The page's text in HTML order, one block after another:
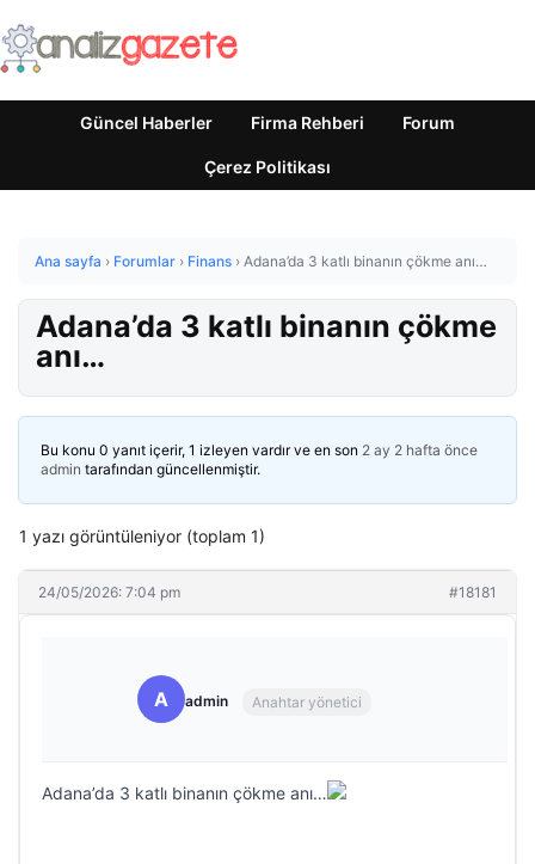
Güncel Haberler Firma Rehberi Forum
Çerez Politikası
Ana sayfa › Forumlar › Finans › Adana’da 3 katlı binanın çökme anı…
Adana’da 3 katlı binanın çökme
anı…
Bu konu 0 yanıt içerir, 1 izleyen vardır ve en son 2 ay 2 hafta önce
admin tarafından güncellenmiştir.
1 yazı görüntüleniyor (toplam 1)
24/05/2026: 7:04 pm #18181
A admin Anahtar yönetici
Adana’da 3 katlı binanın çökme anı…